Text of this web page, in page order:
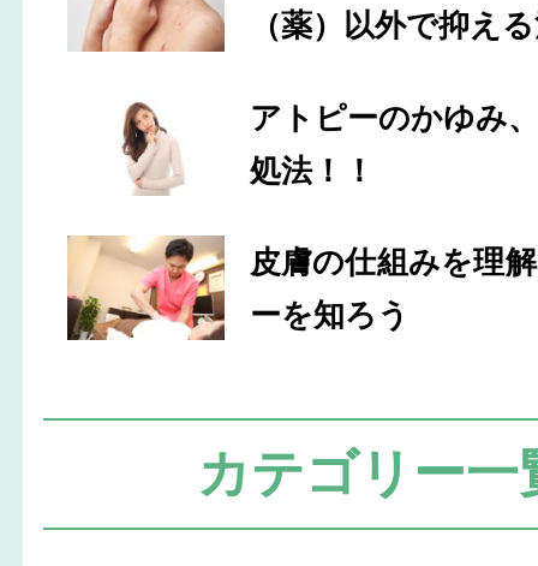
（薬）以外で抑え
アトピーのかゆみ
処法！！
皮膚の仕組みを理
ーを知ろう
カテゴリー一